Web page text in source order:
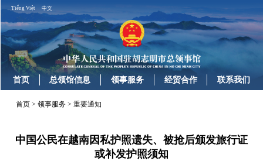
Tiếng Việt 中文
首页 总领馆信息 领事服务 经贸合作 联系我们
首页 >领事服务 >重要通知
中国公民在越南因私护照遗失、被抢后颁发旅行证
或补发护照须知